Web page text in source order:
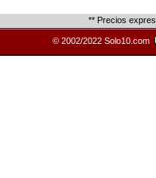
** Precios
© 2002/2022 Solo10.com